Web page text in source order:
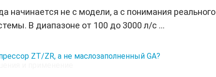
начинается не с модели, а с понимания реального
В диапазоне от 100 до 3000 л/с ...
ZT/ZR, а не маслозаполненный GA?